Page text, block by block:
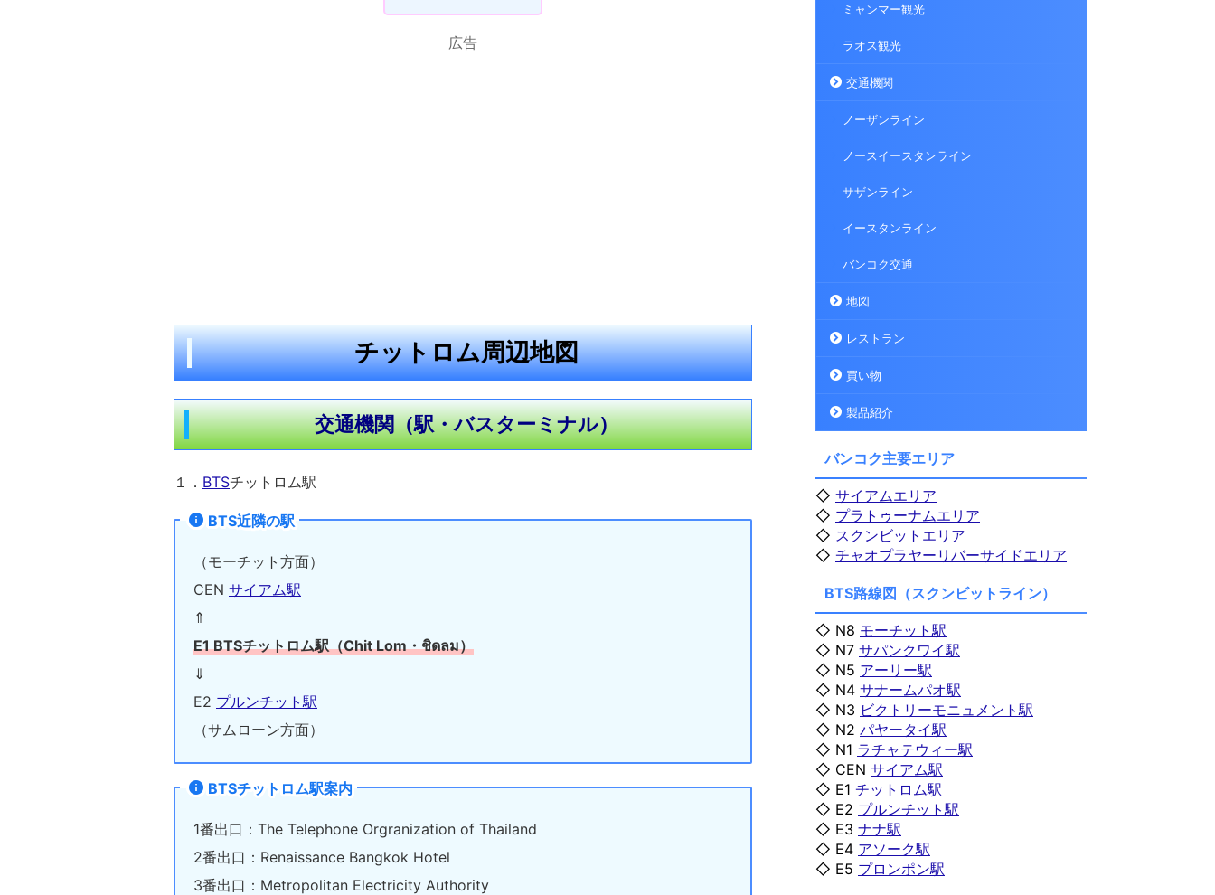
広告
チットロム周辺地図
交通機関（駅・バスターミナル）
１． BTSチットロム駅
BTS近隣の駅
（モーチット方面）
CEN サイアム駅
⇑
E1 BTSチットロム駅（Chit Lom・ชิดลม）
⇓
E2 プルンチット駅
（サムローン方面）
BTSチットロム駅案内
1番出口：The Telephone Orgranization of Thailand
2番出口：Renaissance Bangkok Hotel
3番出口：Metropolitan Electricity Authority
ミャンマー観光
ラオス観光
交通機関
ノーザンライン
ノースイースタンライン
サザンライン
イースタンライン
バンコク交通
地図
レストラン
買い物
製品紹介
バンコク主要エリア
◇ サイアムエリア
◇ プラトゥーナムエリア
◇ スクンビットエリア
◇ チャオプラヤーリバーサイドエリア
BTS路線図（スクンビットライン）
◇ N8 モーチット駅
◇ N7 サパンクワイ駅
◇ N5 アーリー駅
◇ N4 サナームパオ駅
◇ N3 ビクトリーモニュメント駅
◇ N2 パヤータイ駅
◇ N1 ラチャテウィー駅
◇ CEN サイアム駅
◇ E1 チットロム駅
◇ E2 プルンチット駅
◇ E3 ナナ駅
◇ E4 アソーク駅
◇ E5 プロンポン駅